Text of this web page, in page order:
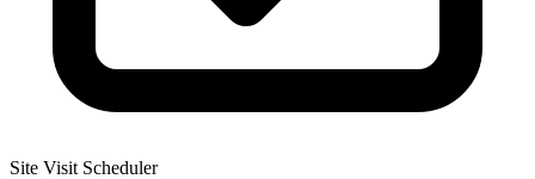
Site Visit Scheduler